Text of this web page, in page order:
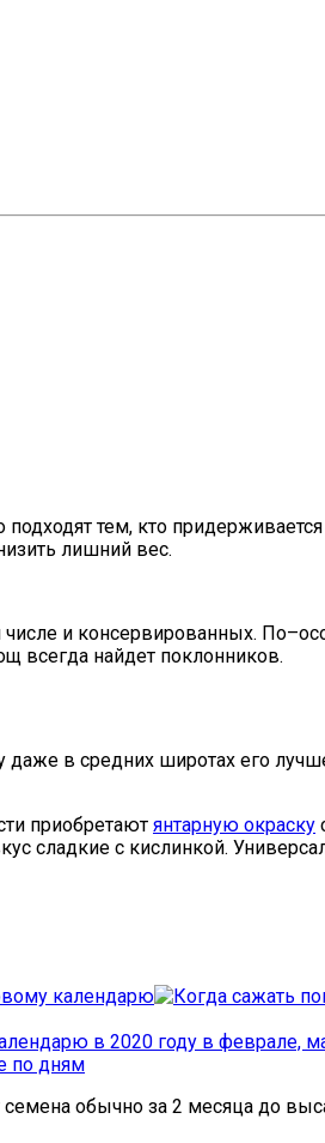
тем, кто
лишний вес.
и консервированных.
всегда найдет поклонников.
даже в средних широтах его
приобретают янтарную окраску
сладкие с кислинкой.
календарю
по дням
обычно за 2 месяца до